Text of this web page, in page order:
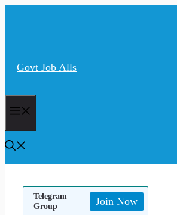
Govt Job Alls
Telegram
Group
Join Now